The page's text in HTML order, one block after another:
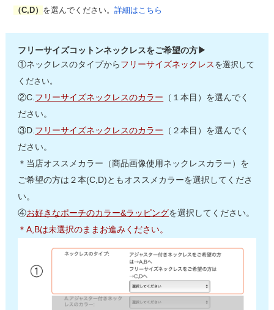
（C,D） を選んでください。 詳細はこちら
フリーサイズコットンネックレスをご希望の方▶
①ネックレスのタイプから フリーサイズネックレス を選択して
ください。
②C. フリーサイズネックレスのカラー （１本目）を選んでく
ださい。
③D. フリーサイズネックレスのカラー （２本目）を選んでく
ださい。
＊当店オススメカラー（商品画像使用ネックレスカラー）を
ご希望の方は２本(C,D)ともオススメカラーを選択してくださ
い。
④お好きなポーチのカラー&ラッピングを選択してください。
＊A,Bは未選択のままお進みください。